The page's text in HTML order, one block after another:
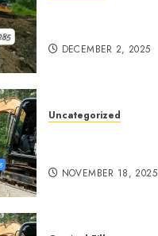
DECEMBER 2, 2025
Uncategorized
NOVEMBER 18, 2025